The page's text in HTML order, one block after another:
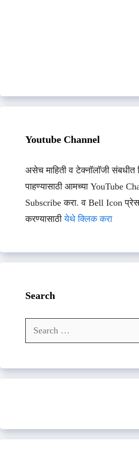
Youtube Channel
असेच माहिती व टेक्नॉलॉजी संबधीत
पाहण्यासाठी आमच्या YouTube
Subscribe करा. व Bell Icon
करण्यासाठीयेथे क्लिक करा
Search
Search
for: